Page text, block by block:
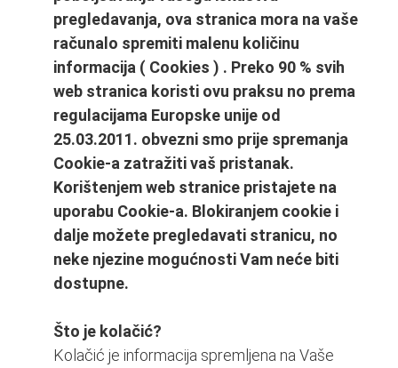
pregledavanja, ova stranica mora na vaše
računalo spremiti malenu količinu
informacija ( Cookies ) . Preko 90 % svih
web stranica koristi ovu praksu no prema
regulacijama Europske unije od
25.03.2011. obvezni smo prije spremanja
Cookie-a zatražiti vaš pristanak.
Korištenjem web stranice pristajete na
uporabu Cookie-a. Blokiranjem cookie i
dalje možete pregledavati stranicu, no
neke njezine mogućnosti Vam neće biti
dostupne.
Što je kolačić?
Kolačić je informacija spremljena na Vaše